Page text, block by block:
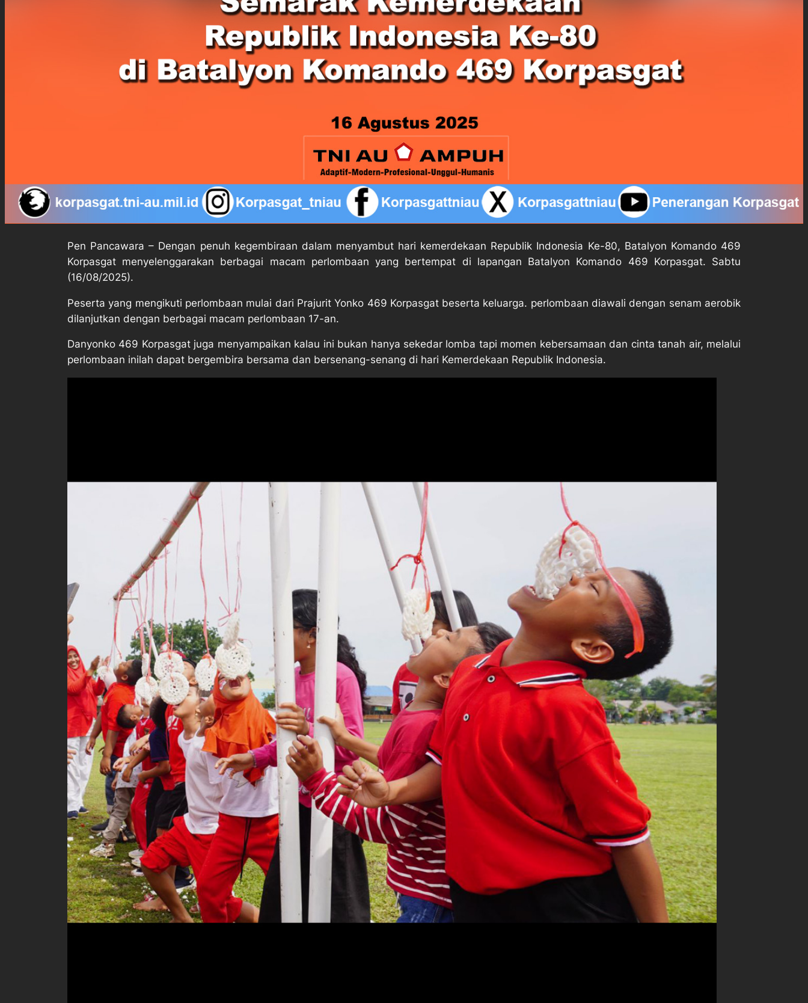
Pen Pancawara – Dengan penuh kegembiraan dalam menyambut hari kemerdekaan Republik Indonesia Ke-80, Batalyon Komando 469
Korpasgat menyelenggarakan berbagai macam perlombaan yang bertempat di lapangan Batalyon Komando 469 Korpasgat. Sabtu
(16/08/2025).
Peserta yang mengikuti perlombaan mulai dari Prajurit Yonko 469 Korpasgat beserta keluarga. perlombaan diawali dengan senam aerobik
dilanjutkan dengan berbagai macam perlombaan 17-an.
Danyonko 469 Korpasgat juga menyampaikan kalau ini bukan hanya sekedar lomba tapi momen kebersamaan dan cinta tanah air, melalui
perlombaan inilah dapat bergembira bersama dan bersenang-senang di hari Kemerdekaan Republik Indonesia.